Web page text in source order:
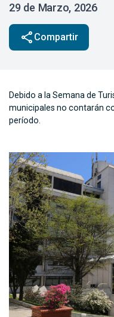
29 de Marzo, 2026
share Compartir
Debido a la Semana de
municipales no contarán
período.